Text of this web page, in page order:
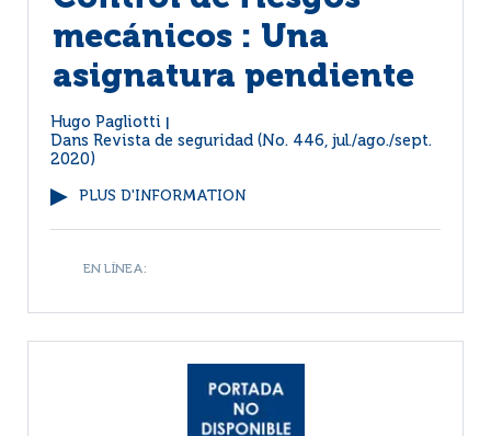
mecánicos : Una
asignatura pendiente
Hugo Pagliotti
Dans Revista de seguridad (No. 446, jul./ago./sept.
2020)
PLUS D'INFORMATION
EN LÍNEA: